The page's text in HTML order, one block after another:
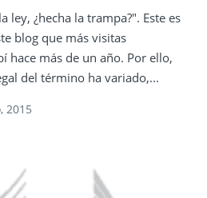
ley, ¿hecha la trampa?". Este es
blog que más visitas
hace más de un año. Por ello,
del término ha variado,...
2015